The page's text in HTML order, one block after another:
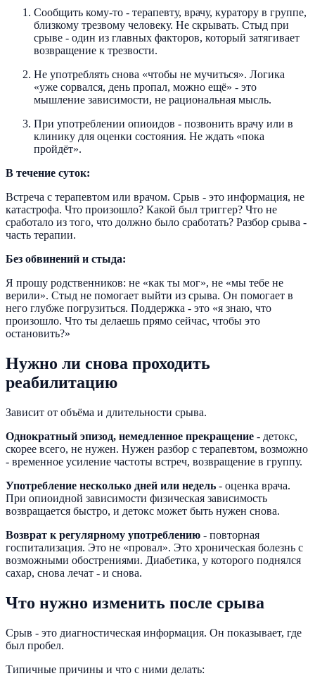
Сообщить кому-то - терапевту, врачу, куратору в группе,
близкому трезвому человеку. Не скрывать. Стыд при
срыве - один из главных факторов, который затягивает
возвращение к трезвости.
Не употреблять снова «чтобы не мучиться». Логика
«уже сорвался, день пропал, можно ещё» - это
мышление зависимости, не рациональная мысль.
При употреблении опиоидов - позвонить врачу или в
клинику для оценки состояния. Не ждать «пока
пройдёт».
В течение суток:
Встреча с терапевтом или врачом. Срыв - это информация, не
катастрофа. Что произошло? Какой был триггер? Что не
сработало из того, что должно было сработать? Разбор срыва -
часть терапии.
Без обвинений и стыда:
Я прошу родственников: не «как ты мог», не «мы тебе не
верили». Стыд не помогает выйти из срыва. Он помогает в
него глубже погрузиться. Поддержка - это «я знаю, что
произошло. Что ты делаешь прямо сейчас, чтобы это
остановить?»
Нужно ли снова проходить
реабилитацию
Зависит от объёма и длительности срыва.
Однократный эпизод, немедленное прекращение - детокс,
скорее всего, не нужен. Нужен разбор с терапевтом, возможно
- временное усиление частоты встреч, возвращение в группу.
Употребление несколько дней или недель - оценка врача.
При опиоидной зависимости физическая зависимость
возвращается быстро, и детокс может быть нужен снова.
Возврат к регулярному употреблению - повторная
госпитализация. Это не «провал». Это хроническая болезнь с
возможными обострениями. Диабетика, у которого поднялся
сахар, снова лечат - и снова.
Что нужно изменить после срыва
Срыв - это диагностическая информация. Он показывает, где
был пробел.
Типичные причины и что с ними делать: